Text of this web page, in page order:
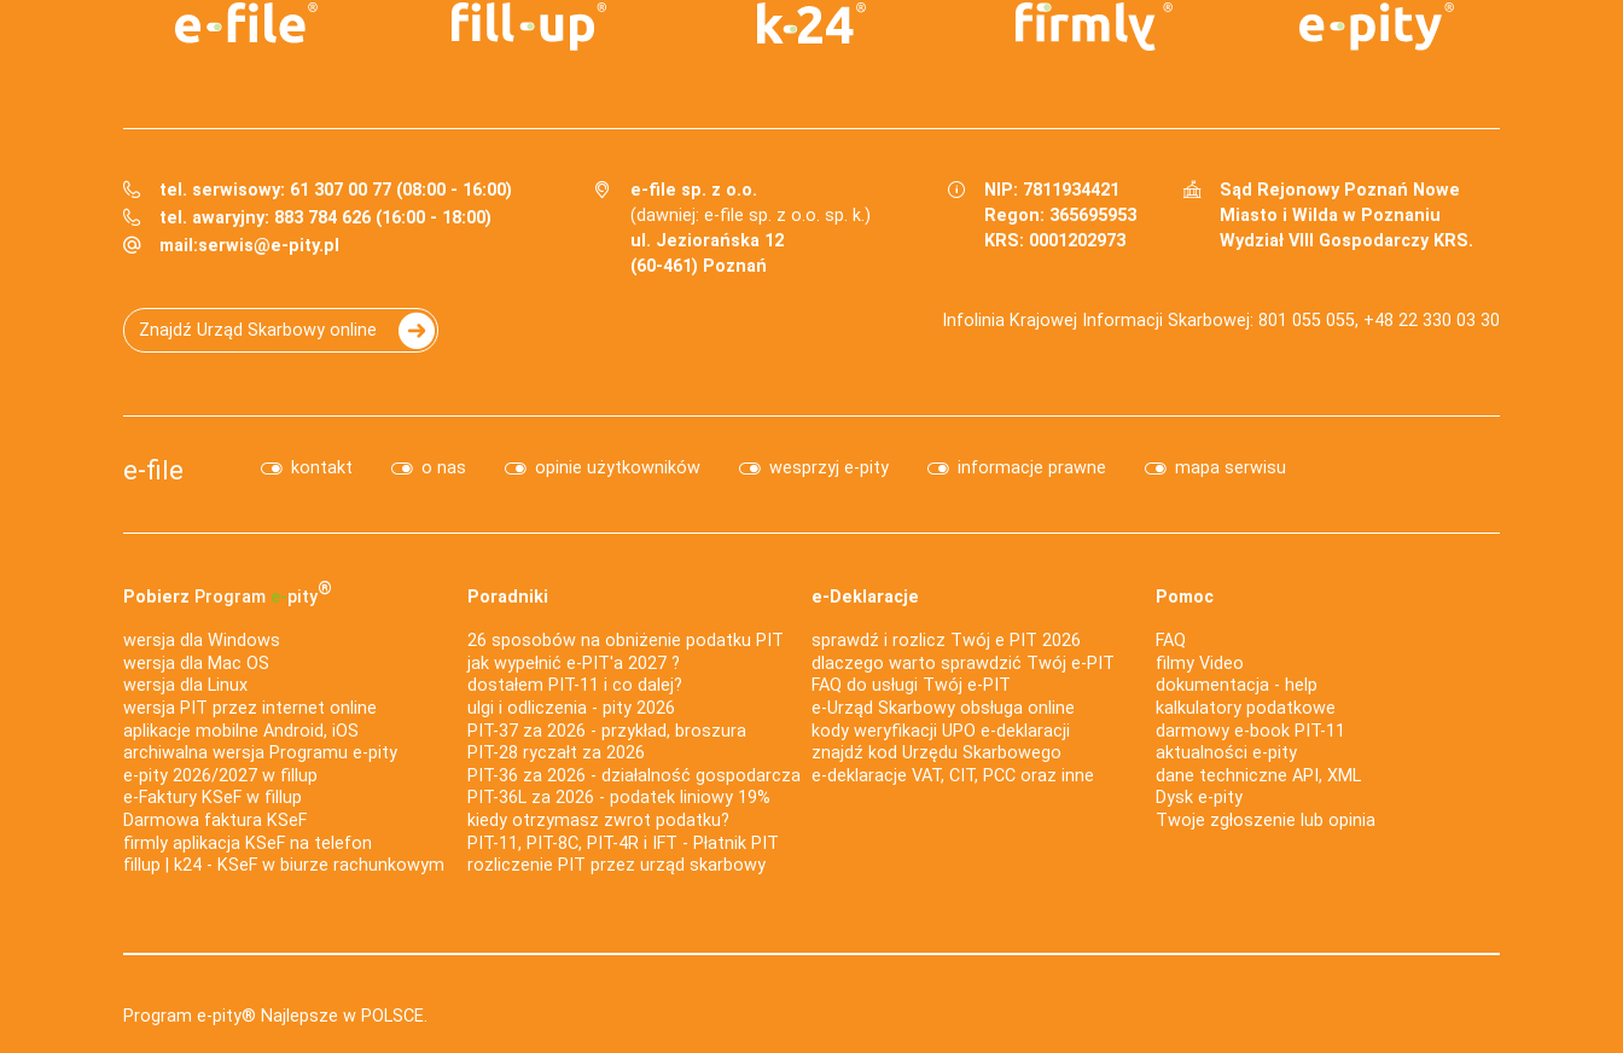
tel. serwisowy: 61 307 00 77 (08:00 - 16:00)
tel. awaryjny: 883 784 626 (16:00 - 18:00)
mail:serwis@e-pity.pl
e-file sp. z o.o.
(dawniej: e-file sp. z o.o. sp. k.)
ul. Jeziorańska 12
(60-461) Poznań
NIP: 7811934421
Regon: 365695953
KRS: 0001202973
Sąd Rejonowy Poznań Nowe
Miasto i Wilda w Poznaniu
Wydział VIII Gospodarczy KRS.
Znajdź Urząd Skarbowy online Infolinia Krajowej Informacji Skarbowej: 801 055 055, +48 22 330 03 30
e-file kontakt o nas opinie użytkowników wesprzyj e-pity informacje prawne mapa serwisu
Pobierz Program e‑pity®
wersja dla Windows
wersja dla Mac OS
wersja dla Linux
wersja PIT przez internet online
aplikacje mobilne Android, iOS
archiwalna wersja Programu e-pity
e-pity 2026/2027 w fillup
e‑Faktury KSeF w fillup
Darmowa faktura KSeF
firmly aplikacja KSeF na telefon
fillup | k24 - KSeF w biurze rachunkowym
Poradniki
26 sposobów na obniżenie podatku PIT
jak wypełnić e-PIT'a 2027 ?
dostałem PIT-11 i co dalej?
ulgi i odliczenia - pity 2026
PIT-37 za 2026 - przykład, broszura
PIT-28 ryczałt za 2026
PIT-36 za 2026 - działalność gospodarcza
PIT-36L za 2026 - podatek liniowy 19%
kiedy otrzymasz zwrot podatku?
PIT-11, PIT-8C, PIT-4R i IFT - Płatnik PIT
rozliczenie PIT przez urząd skarbowy
e-Deklaracje
sprawdź i rozlicz Twój e PIT 2026
dlaczego warto sprawdzić Twój e-PIT
FAQ do usługi Twój e-PIT
e-Urząd Skarbowy obsługa online
kody weryfikacji UPO e-deklaracji
znajdź kod Urzędu Skarbowego
e-deklaracje VAT, CIT, PCC oraz inne
Pomoc
FAQ
filmy Video
dokumentacja - help
kalkulatory podatkowe
darmowy e-book PIT-11
aktualności e-pity
dane techniczne API, XML
Dysk e-pity
Twoje zgłoszenie lub opinia
Program e-pity® Najlepsze w POLSCE.